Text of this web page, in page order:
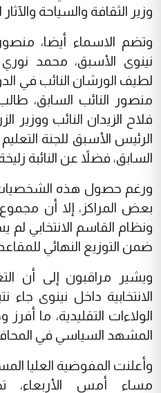
وزير الثقافة والسياحة والآثار
وتضم الاسماء أيضا،
نينوى الأسبق، محمد نوري
لطيف الورشان النائب في
منصور النائب السابق،
فلاح الزيدان النائب ووزير
الرئيس الأسبق للجنة
السابق، فضلاً عن النائبة
ورغم حصول هذه
بعض المراكز، إلا أن
ونظام القاسم الانتخابي لم
ضمن التوزيع النهائي
ويشير مراقبون إلى أن
الانتخابية داخل نينوى جاء
الولاءات التقليدية، ما
المشهد السياسي في
وأعلنت المفوضية العليا
مساء أمس الأربعاء،